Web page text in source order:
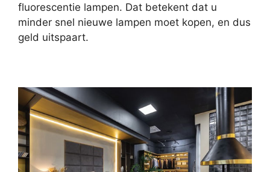
fluorescentie lampen. Dat betekent dat u
minder snel nieuwe lampen moet kopen, en dus
geld uitspaart.